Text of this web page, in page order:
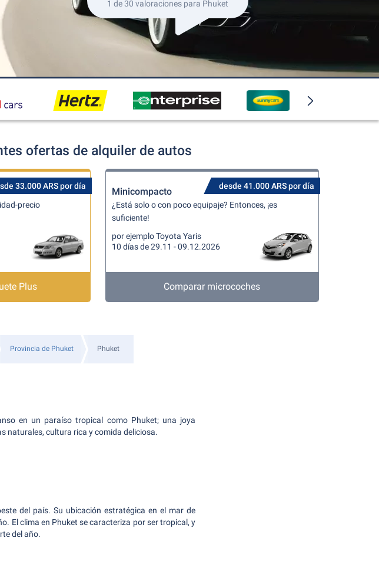
1 de 30 valoraciones para Phuket
ofertas de alquiler de autos
33.000 ARS por día
precio
Plus
desde 41.000 ARS por día
Minicompacto
¿Está solo o con poco equipaje? Entonces, ¡es
suficiente!
por ejemplo Toyota Yaris
10 días de 29.11 - 09.12.2026
Comparar microcoches
Provincia de Phuket Phuket
en un paraíso tropical como Phuket; una joya
naturales, cultura rica y comida deliciosa.
del país. Su ubicación estratégica en el mar de
El clima en Phuket se caracteriza por ser tropical, y
del año.